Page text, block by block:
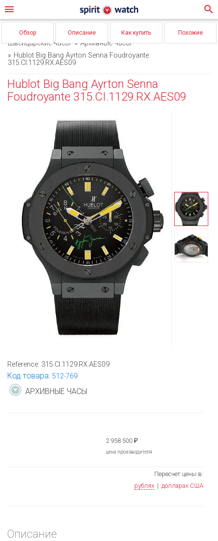
menu search
Обзор Описание Как купить Похожие
Швейцарские часы
Архивные часы
Hublot Big Bang Ayrton Senna Foudroyante
315.CI.1129.RX.AES09
Hublot Big Bang Ayrton Senna
Foudroyante 315.CI.1129.RX.AES09
Reference: 315.CI.1129.RX.AES09
Код товара: 512-769
АРХИВНЫЕ ЧАСЫ
2 958 500 ₽
цена производителя
Пересчет цены в:
рублях | долларах США
Описание